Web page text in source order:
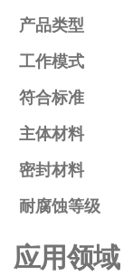
产品类型
工作模式
符合标准
主体材料
密封材料
耐腐蚀等级
应用领域